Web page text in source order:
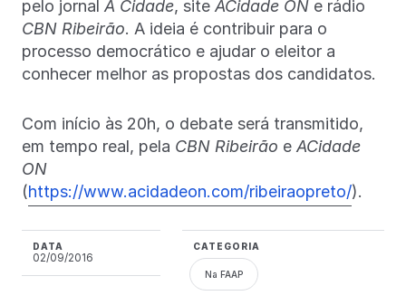
pelo jornal A Cidade, site ACidade ON e rádio
CBN Ribeirão. A ideia é contribuir para o
processo democrático e ajudar o eleitor a
conhecer melhor as propostas dos candidatos.
Com início às 20h, o debate será transmitido,
em tempo real, pela CBN Ribeirão e ACidade
ON
(https://www.acidadeon.com/ribeiraopreto/).
DATA
02/09/2016
CATEGORIA
Na FAAP